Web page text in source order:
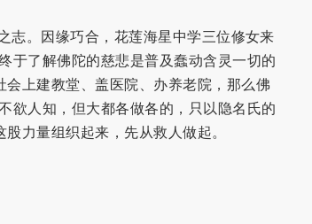
志。因缘巧合，花莲海星中学三位修女来
于了解佛陀的慈悲是普及蠢动含灵一切的
上建教堂、盖医院、办养老院，那么佛
欲人知，但大都各做各的，只以隐名氏的
力量组织起来，先从救人做起。